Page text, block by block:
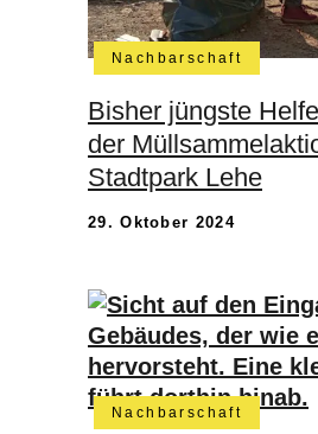
Nachbarschaft
Bisher jüngste
der
Stadtpark Lehe
29. Oktober 2024
Nachbarschaft